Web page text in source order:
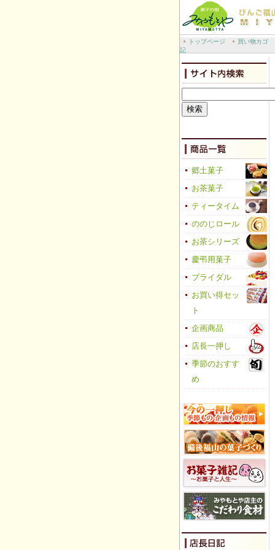
トップページ 買い物カゴ
記
郷土菓子
お茶菓子
ティータイム
ののじロール
お茶シリーズ
慶弔用菓子
ブライダル
お買い得セッ
ト
企画商品
店長一押し
季節のおすす
め